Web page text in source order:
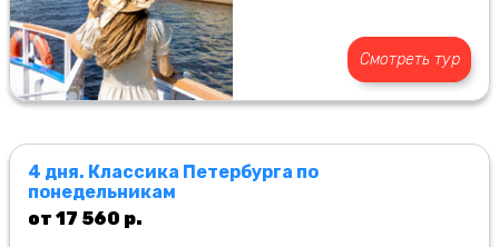
Смотреть тур
4 дня. Классика Петербурга по
понедельникам
от 17 560 р.